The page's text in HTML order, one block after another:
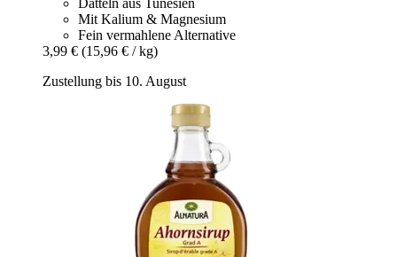
Datteln aus Tunesien
Mit Kalium & Magnesium
Fein vermahlene Alternative
3,99 € (15,96 € / kg)
Zustellung bis 10. August